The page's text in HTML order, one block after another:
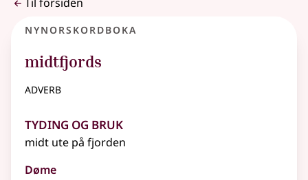
Nynorskordboka
midtfjords
adverb
Tyding og bruk
midt ute på fjorden
Døme